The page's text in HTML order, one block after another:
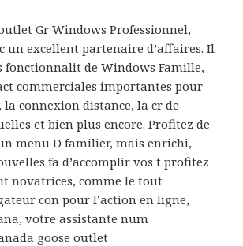
Gr Windows Professionnel,
un excellent partenaire d’affaires. Il
fonctionnalit de Windows Famille,
commerciales importantes pour
connexion distance, la cr de
et bien plus encore. Profitez de
menu D familier, mais enrichi,
fa d’accomplir vos t profitez
novatrices, comme le tout
con pour l’action en ligne,
votre assistante num
goose outlet